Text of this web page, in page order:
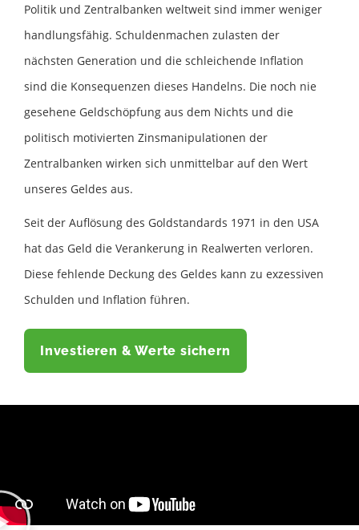
Politik und Zentralbanken weltweit sind immer weniger
handlungsfähig. Schuldenmachen zulasten der
nächsten Generation und die schleichende Inflation
sind die Konsequenzen dieses Handelns. Die noch nie
gesehene Geldschöpfung aus dem Nichts und die
politisch motivierten Zinsmanipulationen der
Zentralbanken wirken sich unmittelbar auf den Wert
unseres Geldes aus.
Seit der Auflösung des Goldstandards 1971 in den USA
hat das Geld die Verankerung in Realwerten verloren.
Diese fehlende Deckung des Geldes kann zu exzessiven
Schulden und Inflation führen.
Investieren & Werte sichern